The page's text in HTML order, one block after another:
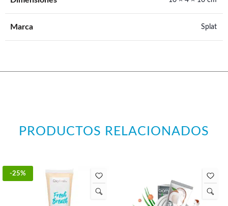
Marca Splat
PRODUCTOS RELACIONADOS
-25%